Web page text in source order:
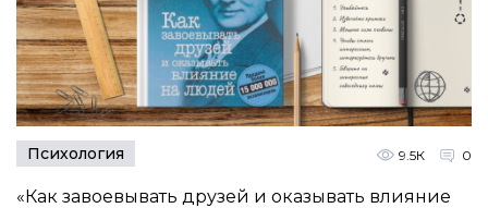
Психология 9.5К 0
«Как завоевывать друзей и оказывать влияние